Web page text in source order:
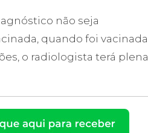
não seja
quando foi vacinada
o radiologista terá plena